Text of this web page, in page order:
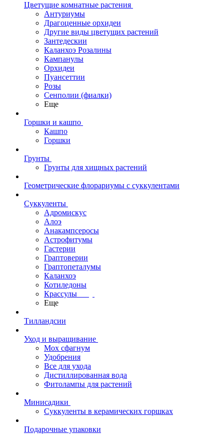
Цветущие комнатные растения
Антуриумы
Драгоценные орхидеи
Другие виды цветущих растений
Зантедескии
Каланхоэ Розалины
Кампанулы
Орхидеи
Пуансеттии
Розы
Сенполии (фиалки)
Еще
Горшки и кашпо
Кашпо
Горшки
Грунты
Грунты для хищных растений
Геометрические флорариумы с суккулентами
Суккуленты
Адромискус
Алоэ
Анакампсеросы
Астрофитумы
Гастерии
Граптоверии
Граптопеталумы
Каланхоэ
Котиледоны
Крассулы
Еще
Тилландсии
Уход и выращивание
Мох сфагнум
Удобрения
Все для ухода
Дистиллированная вода
Фитолампы для растений
Минисадики
Суккуленты в керамических горшках
Подарочные упаковки